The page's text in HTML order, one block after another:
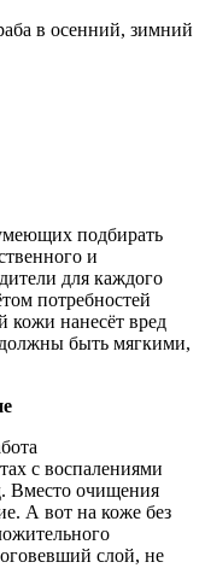
в осенний, зимний
подбирать
и
для каждого
потребностей
кожи нанесёт вред
быть мягкими,
с воспалениями
Вместо очищения
А вот на коже без
слой, не